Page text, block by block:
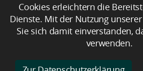
Cookies erleichtern die
Dienste. Mit der Nutzung
Sie sich damit einverstanden,
verwenden.